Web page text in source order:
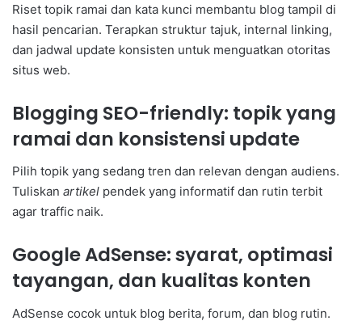
Riset topik ramai dan kata kunci membantu blog tampil di
hasil pencarian. Terapkan struktur tajuk, internal linking,
dan jadwal update konsisten untuk menguatkan otoritas
situs web.
Blogging SEO-friendly: topik yang
ramai dan konsistensi update
Pilih topik yang sedang tren dan relevan dengan audiens.
Tuliskan artikel pendek yang informatif dan rutin terbit
agar traffic naik.
Google AdSense: syarat, optimasi
tayangan, dan kualitas konten
AdSense cocok untuk blog berita, forum, dan blog rutin.